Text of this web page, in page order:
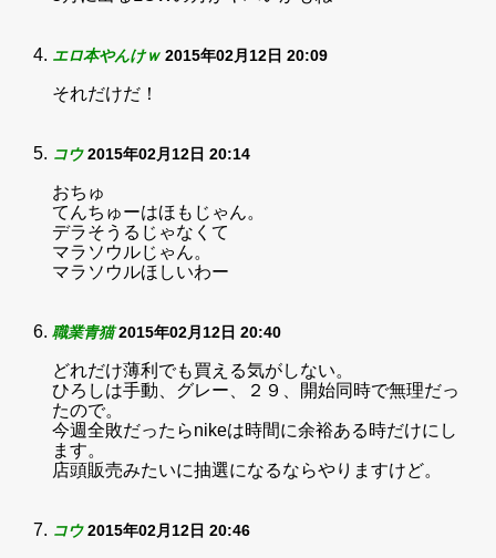
エロ本やんけｗ 2015年02月12日 20:09
それだけだ！
コウ 2015年02月12日 20:14
おちゅ
てんちゅーはほもじゃん。
デラそうるじゃなくて
マラソウルじゃん。
マラソウルほしいわー
職業青猫 2015年02月12日 20:40
どれだけ薄利でも買える気がしない。
ひろしは手動、グレー、２９、開始同時で無理だっ
たので。
今週全敗だったらnikeは時間に余裕ある時だけにし
ます。
店頭販売みたいに抽選になるならやりますけど。
コウ 2015年02月12日 20:46